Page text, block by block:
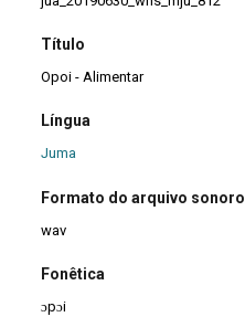
Título
Opoi - Alimentar
Língua
Juma
Formato do arquivo sonoro
wav
Fonêtica
ɔpɔi